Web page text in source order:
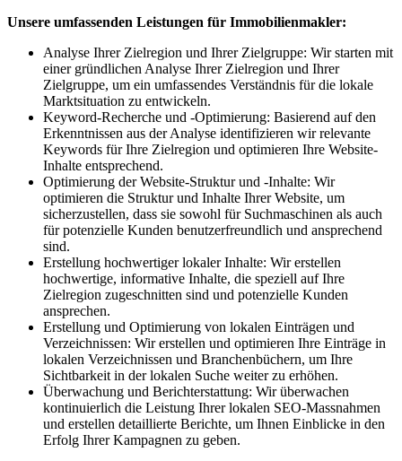
Unsere umfassenden Leistungen für Immobilienmakler:
Analyse Ihrer Zielregion und Ihrer Zielgruppe: Wir starten mit
einer gründlichen Analyse Ihrer Zielregion und Ihrer
Zielgruppe, um ein umfassendes Verständnis für die lokale
Marktsituation zu entwickeln.
Keyword-Recherche und -Optimierung: Basierend auf den
Erkenntnissen aus der Analyse identifizieren wir relevante
Keywords für Ihre Zielregion und optimieren Ihre Website-
Inhalte entsprechend.
Optimierung der Website-Struktur und -Inhalte: Wir
optimieren die Struktur und Inhalte Ihrer Website, um
sicherzustellen, dass sie sowohl für Suchmaschinen als auch
für potenzielle Kunden benutzerfreundlich und ansprechend
sind.
Erstellung hochwertiger lokaler Inhalte: Wir erstellen
hochwertige, informative Inhalte, die speziell auf Ihre
Zielregion zugeschnitten sind und potenzielle Kunden
ansprechen.
Erstellung und Optimierung von lokalen Einträgen und
Verzeichnissen: Wir erstellen und optimieren Ihre Einträge in
lokalen Verzeichnissen und Branchenbüchern, um Ihre
Sichtbarkeit in der lokalen Suche weiter zu erhöhen.
Überwachung und Berichterstattung: Wir überwachen
kontinuierlich die Leistung Ihrer lokalen SEO-Massnahmen
und erstellen detaillierte Berichte, um Ihnen Einblicke in den
Erfolg Ihrer Kampagnen zu geben.